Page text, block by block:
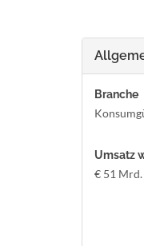
Branche
Umsatz
€ 51